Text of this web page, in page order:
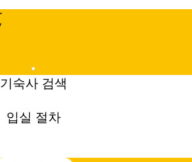
Mobile
Menu
기숙사 검색
입실 절차